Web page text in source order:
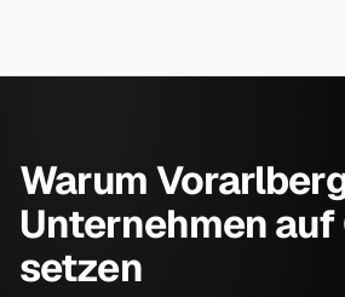
Warum
Unternehmen auf
setzen